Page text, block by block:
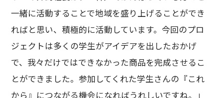
一緒に活動することで地域を盛り上げることができ
ればと思い、積極的に活動しています。今回のプロ
ジェクトは多くの学生がアイデアを出したおかげ
で、我々だけではできなかった商品を完成させるこ
とができました。参加してくれた学生さんの『これ
から』につながる機会になればうれしいですね。」